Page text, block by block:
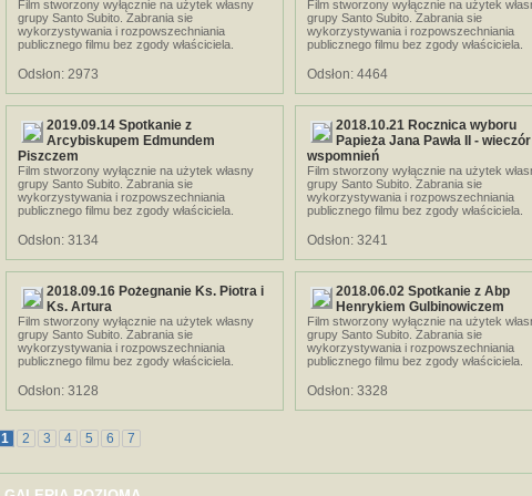
Film stworzony wyłącznie na użytek własny
grupy Santo Subito. Zabrania sie
wykorzystywania i rozpowszechniania
publicznego filmu bez zgody właściciela.
Odsłon: 2973
Film stworzony wyłącznie na użytek
grupy Santo Subito. Zabrania sie
wykorzystywania i rozpowszechniania
publicznego filmu bez zgody właściciela.
Odsłon: 4464
2019.09.14 Spotkanie z
Arcybiskupem Edmundem
Piszczem
Film stworzony wyłącznie na użytek własny
grupy Santo Subito. Zabrania sie
wykorzystywania i rozpowszechniania
publicznego filmu bez zgody właściciela.
Odsłon: 3134
2018.10.21 Rocznica wyboru
Papieża Jana Pawła II - wieczór
wspomnień
Film stworzony wyłącznie na użytek
grupy Santo Subito. Zabrania sie
wykorzystywania i rozpowszechniania
publicznego filmu bez zgody właściciela.
Odsłon: 3241
2018.09.16 Pożegnanie Ks. Piotra i
Ks. Artura
Film stworzony wyłącznie na użytek własny
grupy Santo Subito. Zabrania sie
wykorzystywania i rozpowszechniania
publicznego filmu bez zgody właściciela.
Odsłon: 3128
2018.06.02 Spotkanie z Abp
Henrykiem Gulbinowiczem
Film stworzony wyłącznie na użytek
grupy Santo Subito. Zabrania sie
wykorzystywania i rozpowszechniania
publicznego filmu bez zgody właściciela.
Odsłon: 3328
1 2 3 4 5 6 7